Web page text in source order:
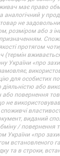
має право
аналогічний у
не
розміром або з
протягом
(термін
України «про
для особистих
або
або повернення
не
виданий
/ повернення
України «про
встановленого
та в строки,